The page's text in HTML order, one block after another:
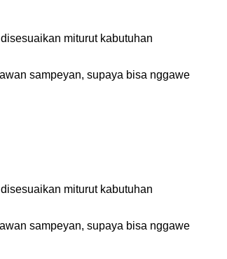
miturut kabutuhan
sampeyan, supaya bisa nggawe
miturut kabutuhan
sampeyan, supaya bisa nggawe